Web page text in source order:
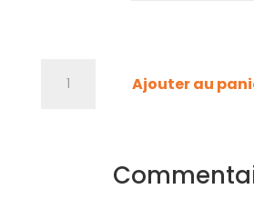
Ajouter au